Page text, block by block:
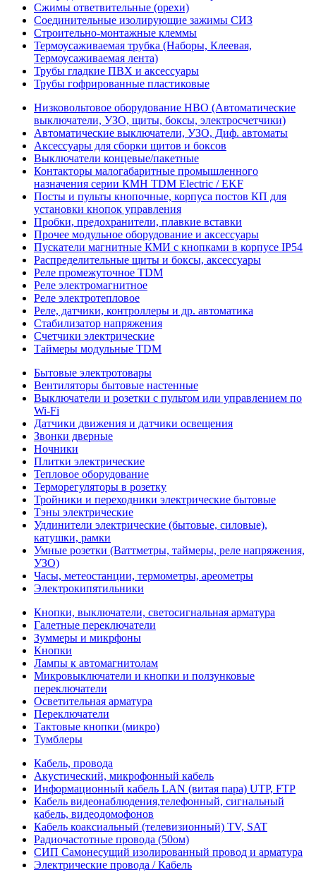
Сжимы ответвительные (орехи)
Соединительные изолирующие зажимы СИЗ
Строительно-монтажные клеммы
Термоусаживаемая трубка (Наборы, Клеевая,
Термоусаживаемая лента)
Трубы гладкие ПВХ и аксессуары
Трубы гофрированные пластиковые
Низковольтовое оборудование НВО (Автоматические
выключатели, УЗО, щиты, боксы, электросчетчики)
Автоматические выключатели, УЗО, Диф. автоматы
Аксессуары для сборки щитов и боксов
Выключатели концевые/пакетные
Контакторы малогабаритные промышленного
назначения серии КМН TDM Electric / EKF
Посты и пульты кнопочные, корпуса постов КП для
установки кнопок управления
Пробки, предохранители, плавкие вставки
Прочее модульное оборудование и аксессуары
Пускатели магнитные КМИ с кнопками в корпусе IP54
Распределительные щиты и боксы, аксессуары
Реле промежуточное TDM
Реле электромагнитное
Реле электротепловое
Реле, датчики, контроллеры и др. автоматика
Стабилизатор напряжения
Счетчики электрические
Таймеры модульные TDM
Бытовые электротовары
Вентиляторы бытовые настенные
Выключатели и розетки с пультом или управлением по
Wi-Fi
Датчики движения и датчики освещения
Звонки дверные
Ночники
Плитки электрические
Тепловое оборудование
Терморегуляторы в розетку
Тройники и переходники электрические бытовые
Тэны электрические
Удлинители электрические (бытовые, силовые),
катушки, рамки
Умные розетки (Ваттметры, таймеры, реле напряжения,
УЗО)
Часы, метеостанции, термометры, ареометры
Электрокипятильники
Кнопки, выключатели, светосигнальная арматура
Галетные переключатели
Зуммеры и микрфоны
Кнопки
Лампы к автомагнитолам
Микровыключатели и кнопки и ползунковые
переключатели
Осветительная арматура
Переключатели
Тактовые кнопки (микро)
Тумблеры
Кабель, провода
Акустический, микрофонный кабель
Информационный кабель LAN (витая пара) UTP, FTP
Кабель видеонаблюдения,телефонный, сигнальный
кабель, видеодомофонов
Кабель коаксиальный (телевизионный) TV, SAT
Радиочастотные провода (50ом)
СИП Самонесущий изолированный провод и арматура
Электрические провода / Кабель